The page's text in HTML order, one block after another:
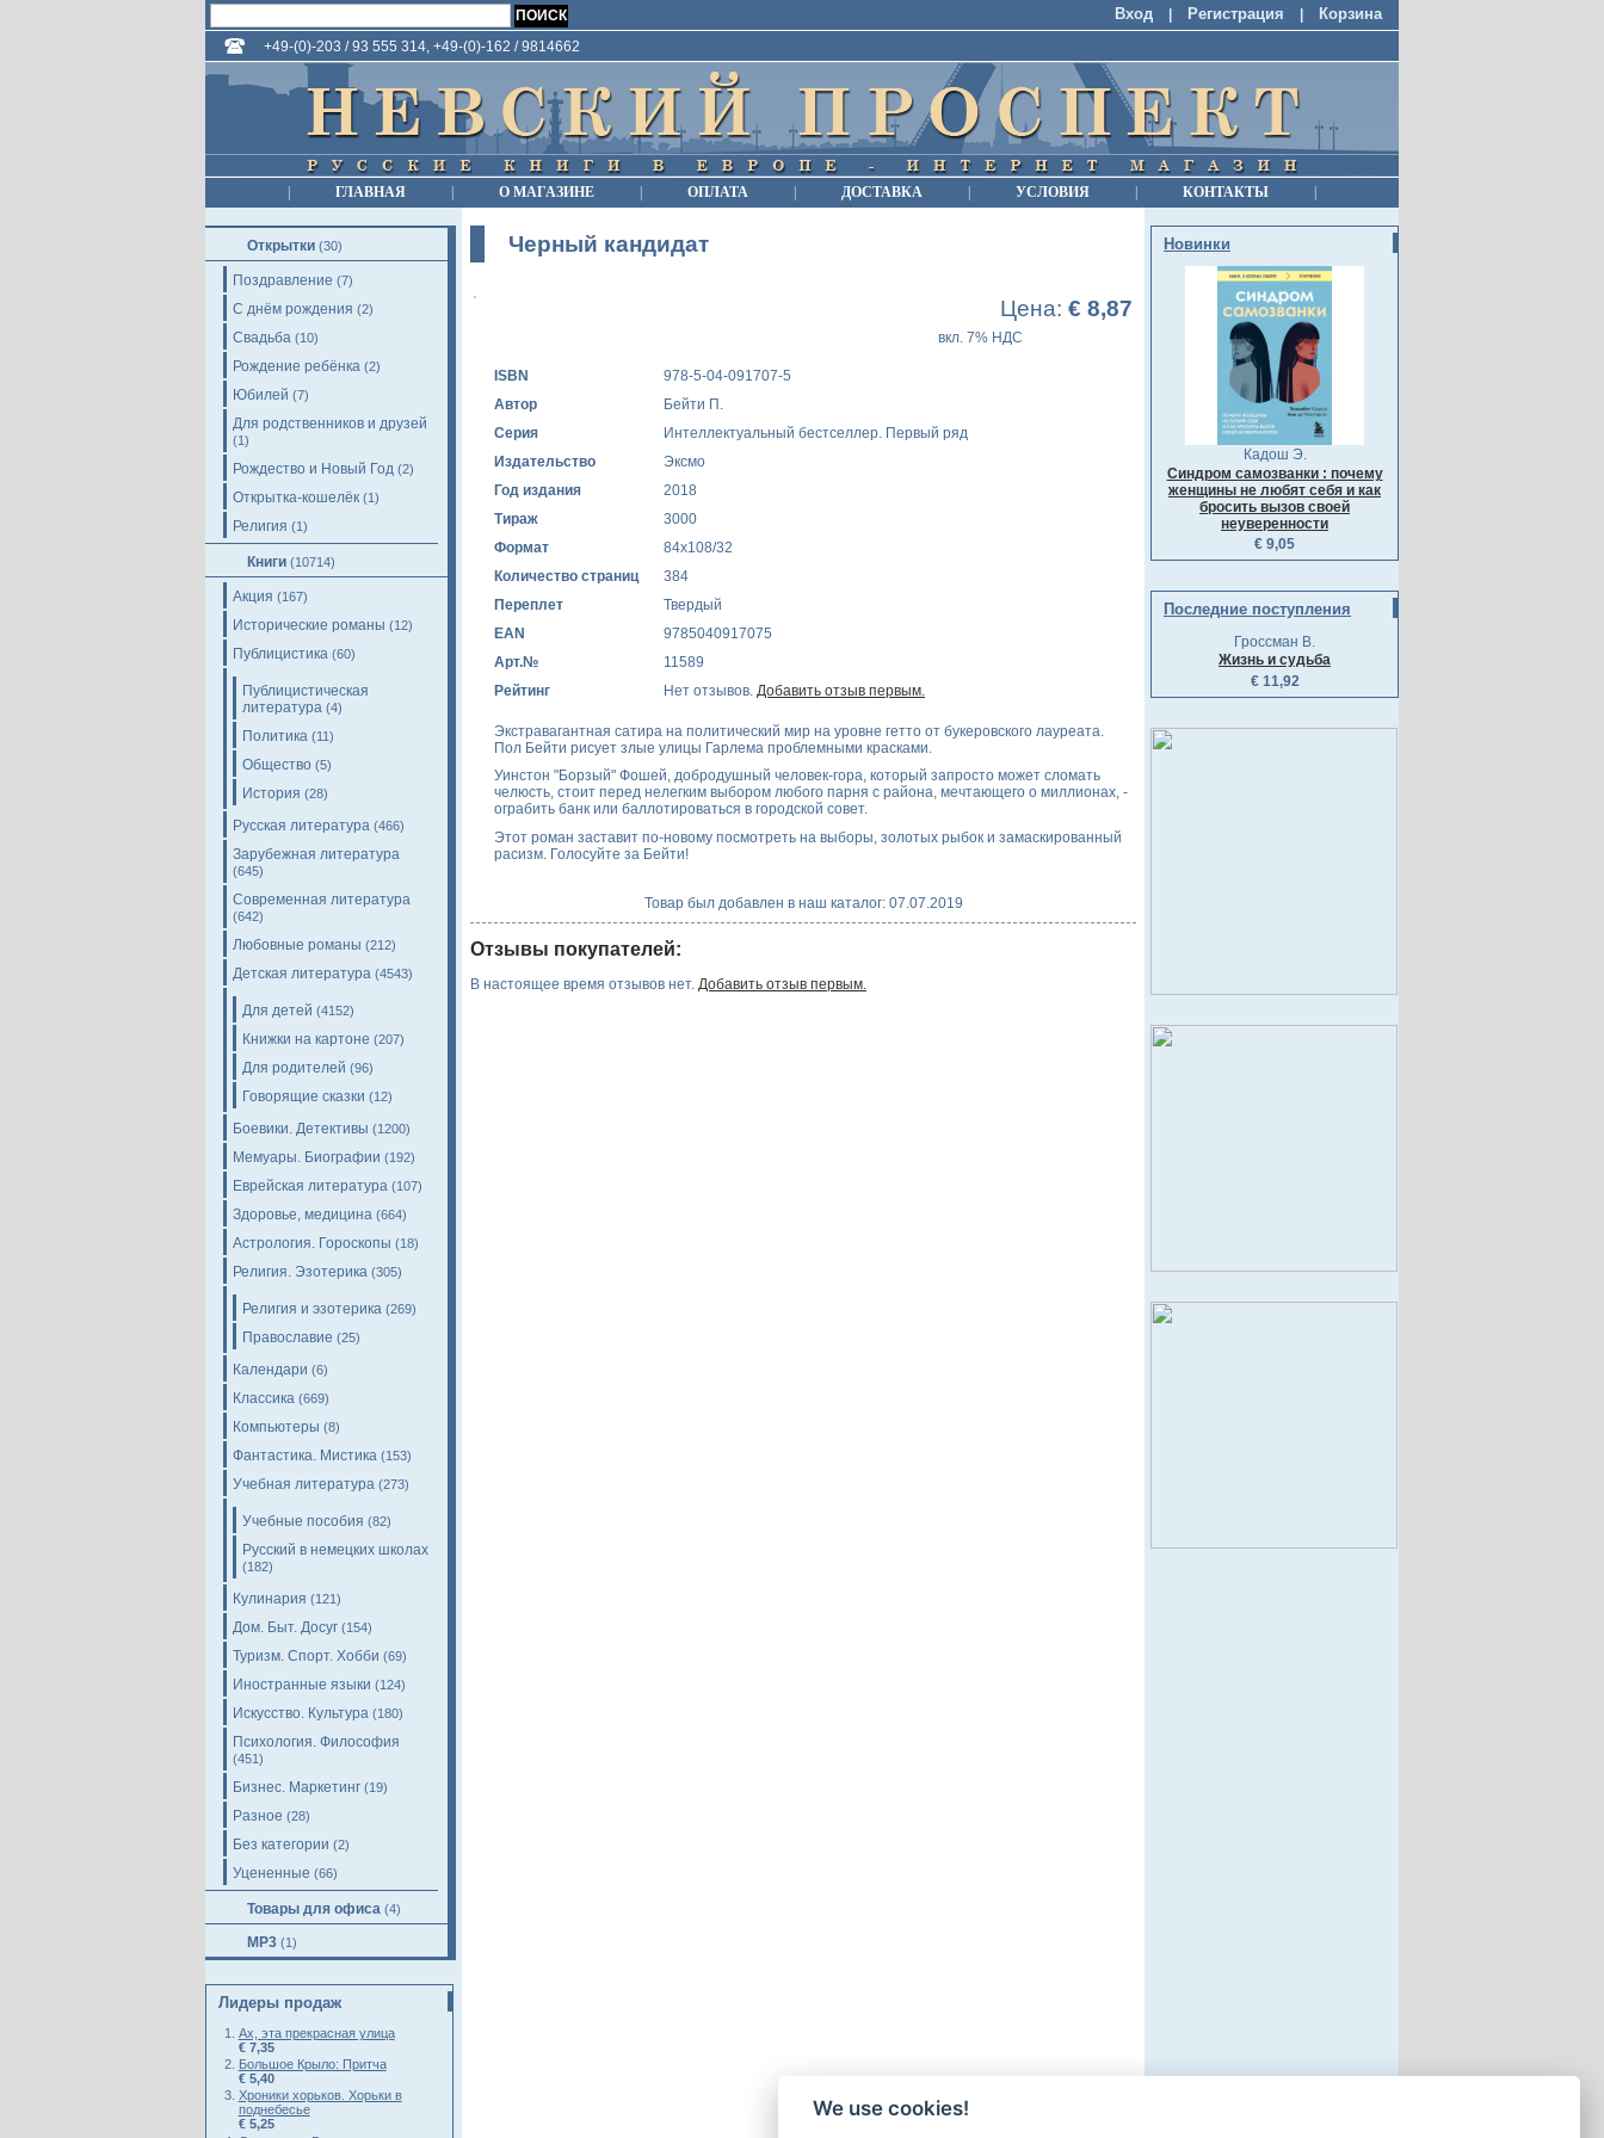
Вход Регистрация Корзина
+49-(0)-203 / 93 555 314, +49-(0)-162 / 9814662
ГЛАВНАЯ О МАГАЗИНЕ ОПЛАТА ДОСТАВКА УСЛОВИЯ КОНТАКТЫ
Открытки (30)
Поздравление (7)
С днём рождения (2)
Свадьба (10)
Рождение ребёнка (2)
Юбилей (7)
Для родственников и друзей
(1)
Рождество и Новый Год (2)
Открытка-кошелёк (1)
Религия (1)
Книги (10714)
Акция (167)
Исторические романы (12)
Публицистика (60)
Публицистическая
литература (4)
Политика (11)
Общество (5)
История (28)
Русская литература (466)
Зарубежная литература
(645)
Современная литература
(642)
Любовные романы (212)
Детская литература (4543)
Для детей (4152)
Книжки на картоне (207)
Для родителей (96)
Говорящие сказки (12)
Боевики. Детективы (1200)
Мемуары. Биографии (192)
Еврейская литература (107)
Здоровье, медицина (664)
Астрология. Гороскопы (18)
Религия. Эзотерика (305)
Религия и эзотерика (269)
Православие (25)
Календари (6)
Классика (669)
Компьютеры (8)
Фантастика. Мистика (153)
Учебная литература (273)
Учебные пособия (82)
Русский в немецких школах
(182)
Кулинария (121)
Дом. Быт. Досуг (154)
Туризм. Спорт. Хобби (69)
Иностранные языки (124)
Искусство. Культура (180)
Психология. Философия
(451)
Бизнес. Маркетинг (19)
Разное (28)
Без категории (2)
Уцененные (66)
Товары для офиса (4)
MP3 (1)
Лидеры продаж
Ах, эта прекрасная улица
€ 7,35
Большое Крыло: Притча
€ 5,40
Хроники хорьков. Хорьки в
поднебесье
€ 5,25
Черный кандидат
Цена: € 8,87
вкл. 7% НДС
ISBN
978-5-04-091707-5
Автор
Бейти П.
Серия
Интеллектуальный бестселлер. Первый ряд
Издательство
Эксмо
Год издания
2018
Тираж
3000
Формат
84х108/32
Количество страниц
384
Переплет
Твердый
EAN
9785040917075
Арт.№
11589
Рейтинг
Нет отзывов. Добавить отзыв первым.
Экстравагантная сатира на политический мир на уровне гетто от букеровского лауреата.
Пол Бейти рисует злые улицы Гарлема проблемными красками.
Уинстон "Борзый" Фошей, добродушный человек-гора, который запросто может сломать
челюсть, стоит перед нелегким выбором любого парня с района, мечтающего о миллионах, -
ограбить банк или баллотироваться в городской совет.
Этот роман заставит по-новому посмотреть на выборы, золотых рыбок и замаскированный
расизм. Голосуйте за Бейти!
Товар был добавлен в наш каталог: 07.07.2019
Отзывы покупателей:
В настоящее время отзывов нет. Добавить отзыв первым.
Новинки
Кадош Э.
Синдром самозванки : почему
женщины не любят себя и как
бросить вызов своей
неуверенности
€ 9,05
Последние поступления
Гроссман В.
Жизнь и судьба
€ 11,92
We use cookies!